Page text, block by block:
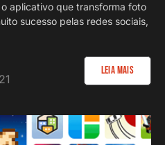
aplicativo que transforma foto
sucesso pelas redes sociais,
Leia Mais